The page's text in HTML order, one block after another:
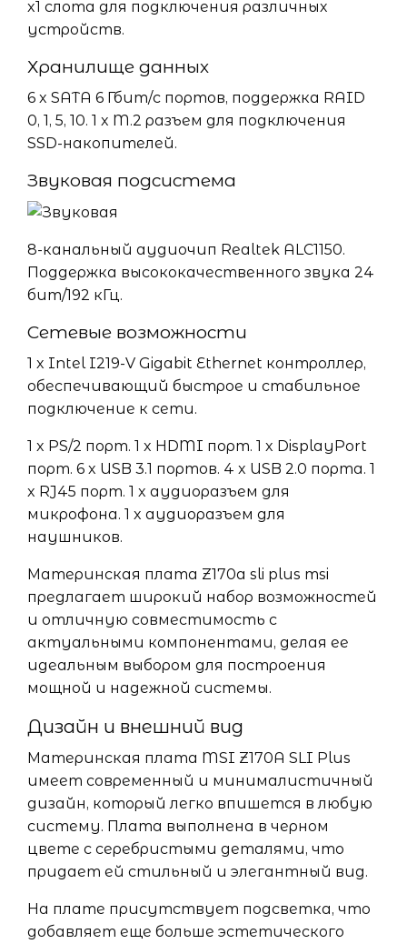
x1 слота для подключения различных
устройств.
Хранилище данных
6 x SATA 6 Гбит/с портов, поддержка RAID
0, 1, 5, 10. 1 x M.2 разъем для подключения
SSD-накопителей.
Звуковая подсистема
8-канальный аудиочип Realtek ALC1150.
Поддержка высококачественного звука 24
бит/192 кГц.
Сетевые возможности
1 x Intel I219-V Gigabit Ethernet контроллер,
обеспечивающий быстрое и стабильное
подключение к сети.
1 x PS/2 порт. 1 x HDMI порт. 1 x DisplayPort
порт. 6 x USB 3.1 портов. 4 x USB 2.0 порта. 1
x RJ45 порт. 1 x аудиоразъем для
микрофона. 1 x аудиоразъем для
наушников.
Материнская плата Z170a sli plus msi
предлагает широкий набор возможностей
и отличную совместимость с
актуальными компонентами, делая ее
идеальным выбором для построения
мощной и надежной системы.
Дизайн и внешний вид
Материнская плата MSI Z170A SLI Plus
имеет современный и минималистичный
дизайн, который легко впишется в любую
систему. Плата выполнена в черном
цвете с серебристыми деталями, что
придает ей стильный и элегантный вид.
На плате присутствует подсветка, что
добавляет еще больше эстетического